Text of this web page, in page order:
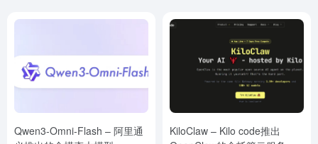
Qwen3-Omni-Flash – 阿里通
KiloClaw – Kilo code推出